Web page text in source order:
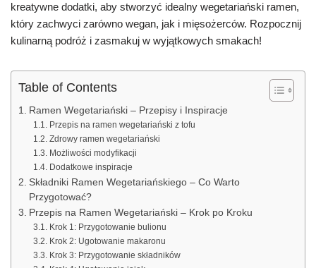
kreatywne dodatki, aby stworzyć idealny wegetariański ramen,
który zachwyci zarówno wegan, jak i mięsożerców. Rozpocznij
kulinarną podróż i zasmakuj w wyjątkowych smakach!
Table of Contents
Ramen Wegetariański – Przepisy i Inspiracje
Przepis na ramen wegetariański z tofu
Zdrowy ramen wegetariański
Możliwości modyfikacji
Dodatkowe inspiracje
Składniki Ramen Wegetariańskiego – Co Warto
Przygotować?
Przepis na Ramen Wegetariański – Krok po Kroku
Krok 1: Przygotowanie bulionu
Krok 2: Ugotowanie makaronu
Krok 3: Przygotowanie składników